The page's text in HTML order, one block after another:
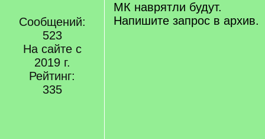
Сообщений:
523
На сайте с
2019 г.
Рейтинг:
335
МК наврятли будут.
Напишите запрос в архив.